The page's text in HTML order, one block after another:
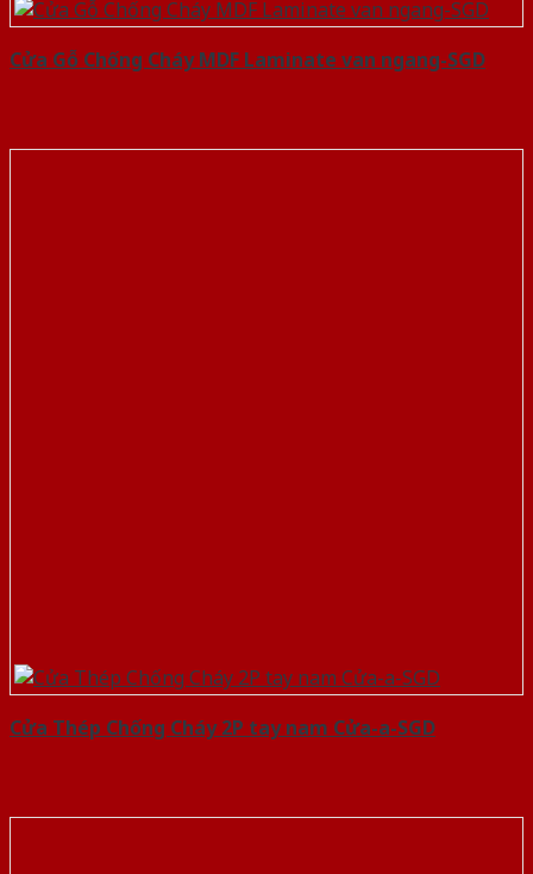
Cửa Gỗ Chống Cháy MDF Laminate van ngang-SGD
Cửa Thép Chống Cháy 2P tay nam Cửa-a-SGD